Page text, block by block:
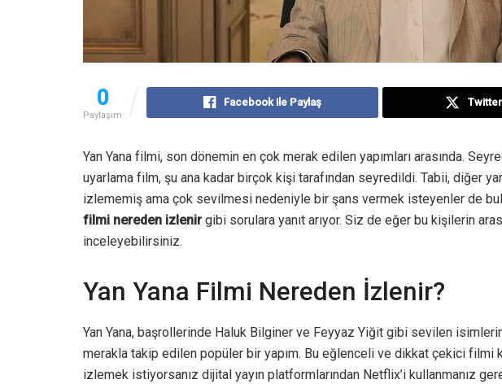
0
Paylaşım
Facebook ile Paylaş
Yan Yana filmi, son dönemin en çok merak edilen yapımları arasında.
uyarlama film, şu ana kadar birçok kişi tarafından seyredildi. Tabii, diğer
izlememiş ama çok sevilmesi nedeniyle bir şans vermek isteyenler de
filmi nereden izlenirgibi sorulara yanıt arıyor. Siz de eğer bu kişilerin
inceleyebilirsiniz.
Yan Yana Filmi Nereden İzlenir?
Yan Yana, başrollerinde Haluk Bilginer ve Feyyaz Yiğit gibi sevilen
merakla takip edilen popüler bir yapım. Bu eğlenceli ve dikkat çekici
izlemek istiyorsanız dijital yayın platformlarından Netflix’i kullanmanız